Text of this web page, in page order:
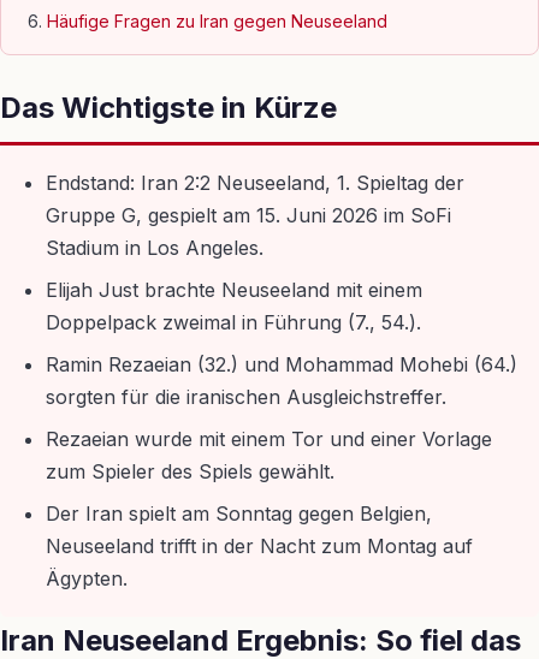
Häufige Fragen zu Iran gegen Neuseeland
Das Wichtigste in Kürze
Endstand: Iran 2:2 Neuseeland, 1. Spieltag der
Gruppe G, gespielt am 15. Juni 2026 im SoFi
Stadium in Los Angeles.
Elijah Just brachte Neuseeland mit einem
Doppelpack zweimal in Führung (7., 54.).
Ramin Rezaeian (32.) und Mohammad Mohebi (64.)
sorgten für die iranischen Ausgleichstreffer.
Rezaeian wurde mit einem Tor und einer Vorlage
zum Spieler des Spiels gewählt.
Der Iran spielt am Sonntag gegen Belgien,
Neuseeland trifft in der Nacht zum Montag auf
Ägypten.
Iran Neuseeland Ergebnis: So fiel das